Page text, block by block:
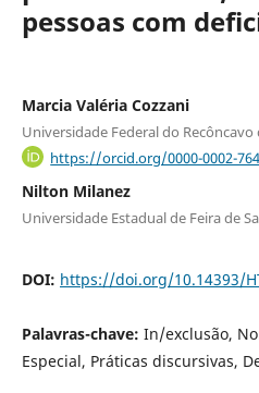
pessoas com
Marcia Valéria Cozzani
Universidade Federal do Recôncavo
https://orcid.org/0000-0002-
Nilton Milanez
Universidade Estadual de Feira de
DOI: https://doi.org/10.14393/
Palavras-chave: In/exclusão,
Especial, Práticas discursivas,